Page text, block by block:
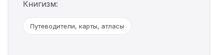
Книгизм:
Путеводители, карты, атласы